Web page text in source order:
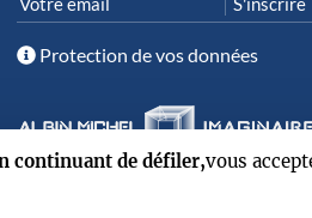
Protection de vos données
continuant de défiler,vous